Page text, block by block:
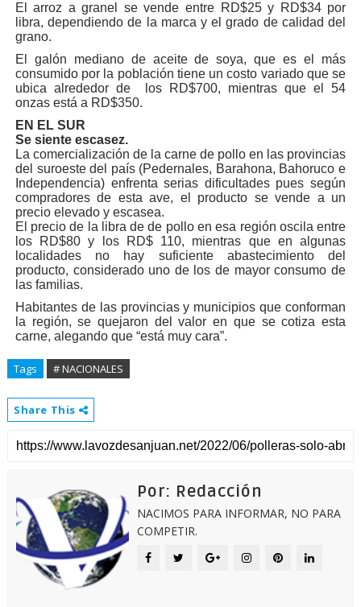
El arroz a granel se vende entre RD$25 y RD$34 por
libra, dependiendo de la marca y el grado de calidad del
grano.
El galón mediano de aceite de soya, que es el más
consumido por la población tiene un costo variado que se
ubica alrededor de los RD$700, mientras que el 54
onzas está a RD$350.
EN EL SUR
Se siente escasez.
La comercialización de la carne de pollo en las provincias
del suroeste del país (Pedernales, Barahona, Bahoruco e
Independencia) enfrenta serias dificultades pues según
compradores de esta ave, el producto se vende a un
precio elevado y escasea.
El precio de la libra de de pollo en esa región oscila entre
los RD$80 y los RD$ 110, mientras que en algunas
localidades no hay suficiente abastecimiento del
producto, considerado uno de los de mayor consumo de
las familias.
Habitantes de las provincias y municipios que conforman
la región, se quejaron del valor en que se cotiza esta
carne, alegando que “está muy cara”.
Tags # NACIONALES
Share This
Por: Redacción
NACIMOS PARA INFORMAR, NO PARA
COMPETIR.